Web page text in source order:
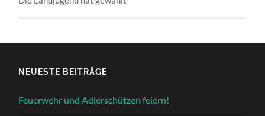
NEUESTE BEITRÄGE
Feuerwehr und Adlerschützen feiern!